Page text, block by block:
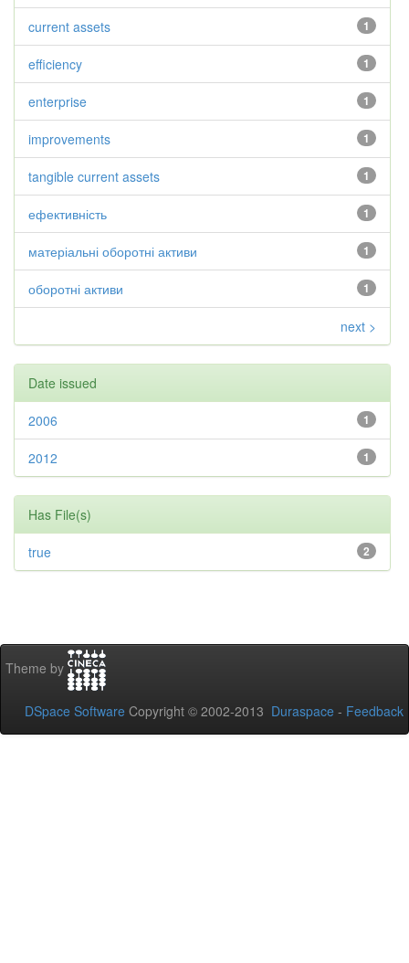
1
current assets
1
efficiency
1
enterprise
1
improvements
1
tangible current assets
1
ефективність
1
матеріальні оборотні активи
1
оборотні активи
next >
Date issued
1
2006
1
2012
Has File(s)
2
true
Theme by
DSpace Software Copyright © 2002-2013 Duraspace - Feedback